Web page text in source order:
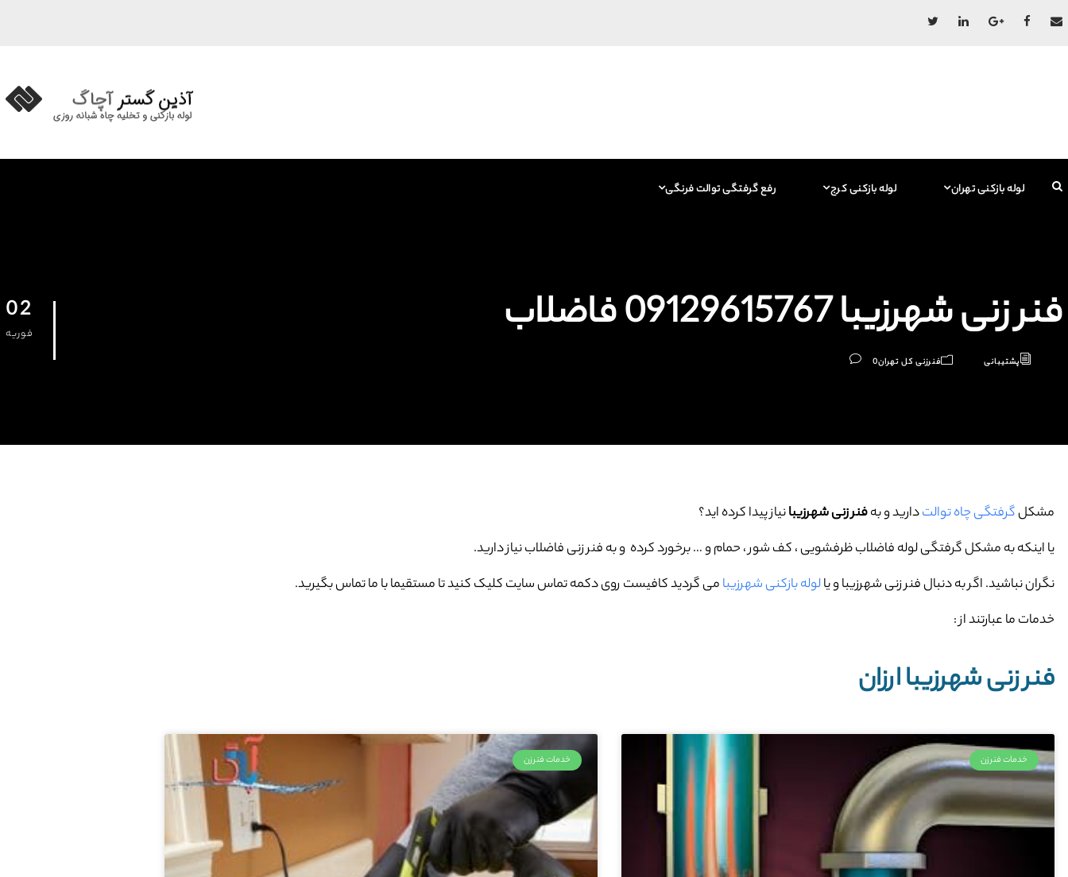
رفع گرفتگی توالت فرنگی لوله بازکنی کرج لوله بازکنی تهران
02
فوریه فنر زنی شهرزیبا 09129615767 فاضلاب
پشتیبانی فنرزنی کل تهران0
مشکلگرفتگی چاه توالتدارید و بهفنر زنی شهرزیبانیاز پیدا کرده اید؟
یا اینکه به مشکل گرفتگی لوله فاضلاب ظرفشویی ، کف شور ، حمام و … برخورد کرده و به فنر زنی فاضلاب نیاز دارید.
نگران نباشید. اگر به دنبال فنر زنی شهرزیبا و یالوله بازکنی شهرزیبامی گردید کافیست روی دکمه تماس سایت کلیک کنید تا مستقیما با ما تماس بگیرید.
خدمات ما عبارتند از :
فنر زنی شهرزیبا ارزان
خدمات فنرزن خدمات فنرزن